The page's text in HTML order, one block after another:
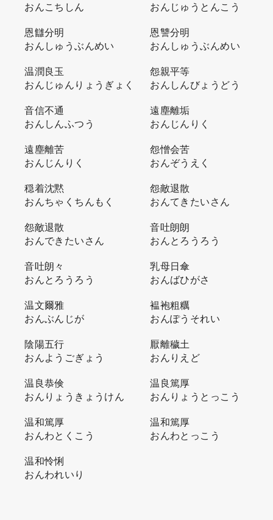
おんこちしん
おんじゅうとんこう
恩讎分明
おんしゅうぶんめい
恩讐分明
おんしゅうぶんめい
温潤良玉
おんじゅんりょうぎょく
怨親平等
おんしんびょうどう
音信不通
おんしんふつう
遠塵離垢
おんじんりく
遠塵離苦
おんじんりく
怨憎会苦
おんぞうえく
穏着沈黙
おんちゃくちんもく
怨敵退散
おんてきたいさん
怨敵退散
おんできたいさん
音吐朗朗
おんとろうろう
音吐朗々
おんとろうろう
乳母日傘
おんばひがさ
温文爾雅
おんぶんじが
褞袍粗糲
おんぽうそれい
陰陽五行
おんようごぎょう
厭離穢土
おんりえど
温良恭倹
おんりょうきょうけん
温良篤厚
おんりょうとっこう
温和篤厚
おんわとくこう
温和篤厚
おんわとっこう
温和怜悧
おんわれいり